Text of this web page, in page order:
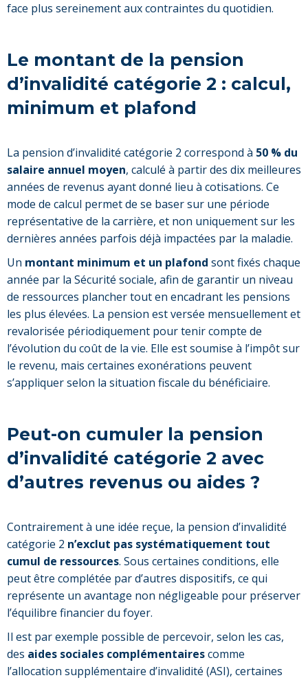
face plus sereinement aux contraintes du quotidien.
Le montant de la pension
d’invalidité catégorie 2 : calcul,
minimum et plafond
La pension d’invalidité catégorie 2 correspond à 50 % du
salaire annuel moyen, calculé à partir des dix meilleures
années de revenus ayant donné lieu à cotisations. Ce
mode de calcul permet de se baser sur une période
représentative de la carrière, et non uniquement sur les
dernières années parfois déjà impactées par la maladie.
Un montant minimum et un plafond sont fixés chaque
année par la Sécurité sociale, afin de garantir un niveau
de ressources plancher tout en encadrant les pensions
les plus élevées. La pension est versée mensuellement et
revalorisée périodiquement pour tenir compte de
l’évolution du coût de la vie. Elle est soumise à l’impôt sur
le revenu, mais certaines exonérations peuvent
s’appliquer selon la situation fiscale du bénéficiaire.
Peut-on cumuler la pension
d’invalidité catégorie 2 avec
d’autres revenus ou aides ?
Contrairement à une idée reçue, la pension d’invalidité
catégorie 2 n’exclut pas systématiquement tout
cumul de ressources. Sous certaines conditions, elle
peut être complétée par d’autres dispositifs, ce qui
représente un avantage non négligeable pour préserver
l’équilibre financier du foyer.
Il est par exemple possible de percevoir, selon les cas,
des aides sociales complémentairescomme
l’allocation supplémentaire d’invalidité (ASI), certaines